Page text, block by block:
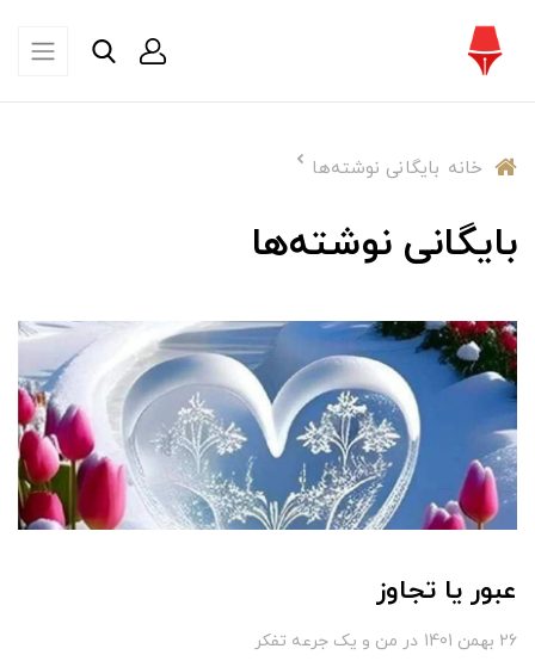
خانه بایگانی نوشته‌ها
بایگانی نوشته‌ها
عبور یا تجاوز
26 بهمن 1401 در من و یک جرعه تفکر